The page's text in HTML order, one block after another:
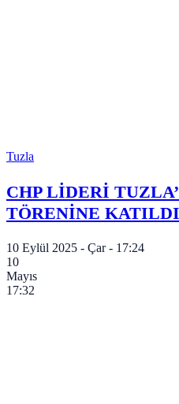
Tuzla
CHP LİDERİ
TÖRENİNE KATILDI
10 Eylül 2025 - Çar - 17:24
10
Mayıs
17:32